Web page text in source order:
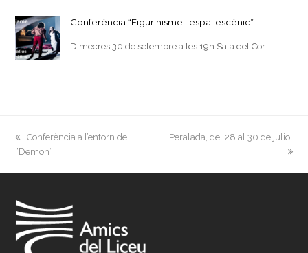
Conferència “Figurinisme i espai escènic”
Dimecres 30 de setembre a les 19h Sala del Cor…
previous
post:
Conferència a l’entorn de
“Demon”
next
Peralada, del 28 al 30 de juliol